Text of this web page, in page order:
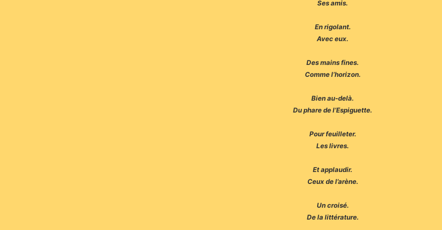
Ses amis.
En rigolant.
Avec eux.
Des mains fines.
Comme l’horizon.
Bien au-delà.
Du phare de l’Espiguette.
Pour feuilleter.
Les livres.
Et applaudir.
Ceux de l’arène.
Un croisé.
De la littérature.